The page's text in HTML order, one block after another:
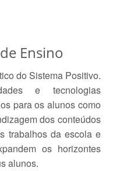
Ensino
do Sistema Positivo.
e tecnologias
para os alunos como
dos conteúdos
trabalhos da escola e
os horizontes
alunos.